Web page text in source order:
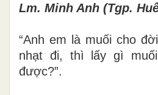
Lm. Minh Anh (Tgp.
“Anh em là muối cho
nhạt đi, thì lấy gì
được?”.